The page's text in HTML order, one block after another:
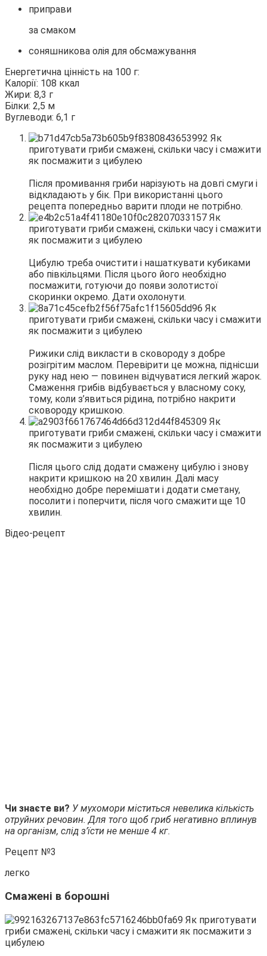
приправи
за смаком
соняшникова олія для обсмажування
Енергетична цінність на 100 г:
Калорії: 108 ккал
Жири: 8,3 г
Білки: 2,5 м
Вуглеводи: 6,1 г
Після промивання гриби нарізують на довгі смуги і
відкладають у бік. При використанні цього
рецепта попередньо варити плоди не потрібно.
Цибулю треба очистити і нашаткувати кубиками
або півкільцями. Після цього його необхідно
посмажити, готуючи до появи золотистої
скоринки окремо. Дати охолонути.
Рижики слід викласти в сковороду з добре
розігрітим маслом. Перевірити це можна, піднісши
руку над нею — повинен відчуватися легкий жарок.
Смаження грибів відбувається у власному соку,
тому, коли з’явиться рідина, потрібно накрити
сковороду кришкою.
Після цього слід додати смажену цибулю і знову
накрити кришкою на 20 хвилин. Далі масу
необхідно добре перемішати і додати сметану,
посолити і поперчити, після чого смажити ще 10
хвилин.
Відео-рецепт
Чи знаєте ви? У мухомори міститься невелика кількість
отруйних речовин. Для того щоб гриб негативно вплинув
на організм, слід з’їсти не менше 4 кг.
Рецепт №3
легко
Смажені в борошні